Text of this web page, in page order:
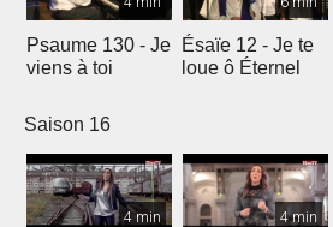
Psaume 130 - Je
viens à toi
Ésaïe 12 - Je te
loue ô Éternel
Saison 16
4 min 4 min